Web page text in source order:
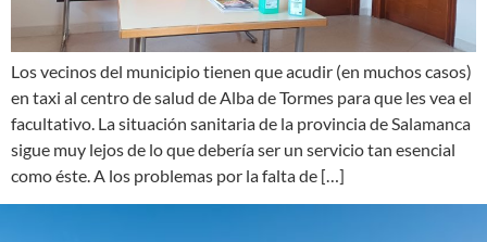
Los vecinos del municipio tienen que acudir (en muchos casos)
en taxi al centro de salud de Alba de Tormes para que les vea el
facultativo. La situación sanitaria de la provincia de Salamanca
sigue muy lejos de lo que debería ser un servicio tan esencial
como éste. A los problemas por la falta de […]